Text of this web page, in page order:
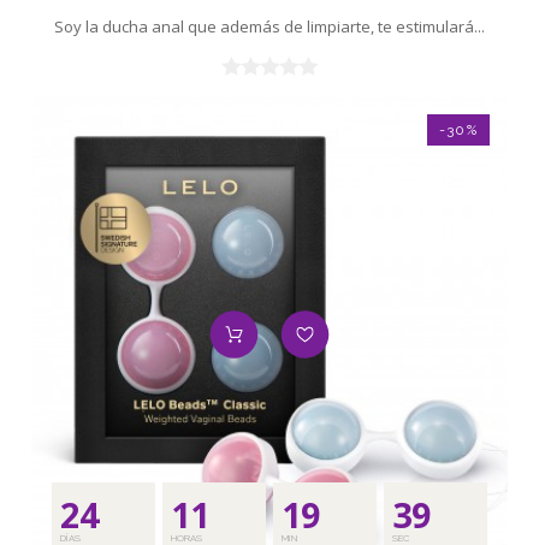
Soy la ducha anal que además de limpiarte, te estimulará...
24
DÍAS 11
HORAS 19
MIN 37
SEC
-30%